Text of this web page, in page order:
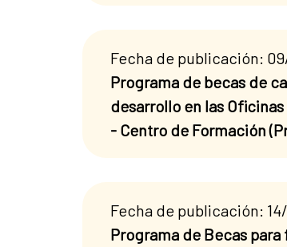
Fecha de publicación:
Programa de becas de
desarrollo en las
- Centro de Formación
Fecha de publicación:
Programa de Becas